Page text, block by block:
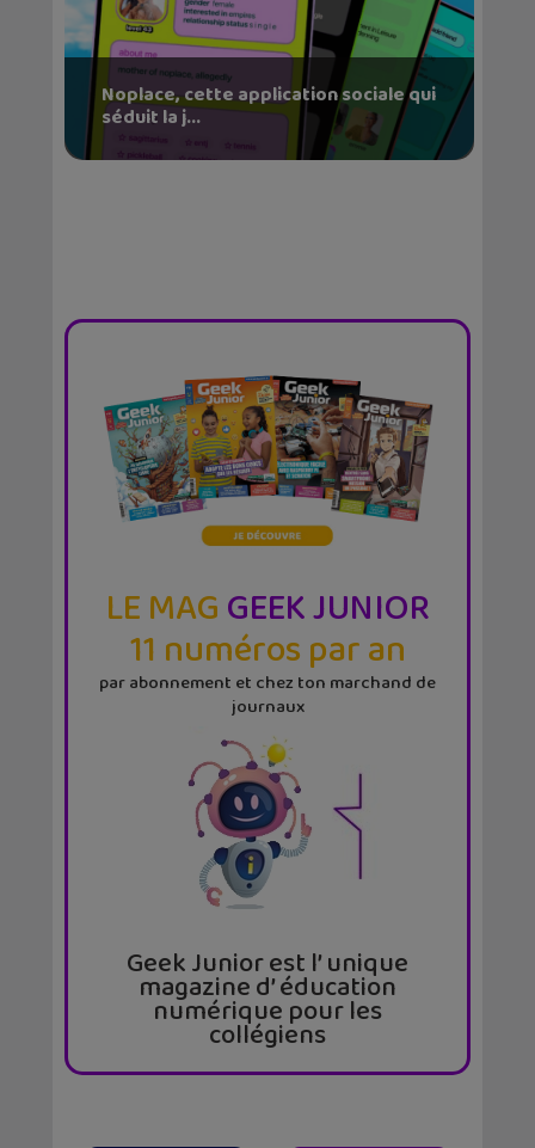
Noplace, cette application sociale qui
séduit la j...
LE MAGGEEK JUNIOR
11 numéros par an
par abonnement et chez ton marchand de
journaux
Geek Junior est l’ unique
magazine d’ éducation
numérique pour les
collégiens